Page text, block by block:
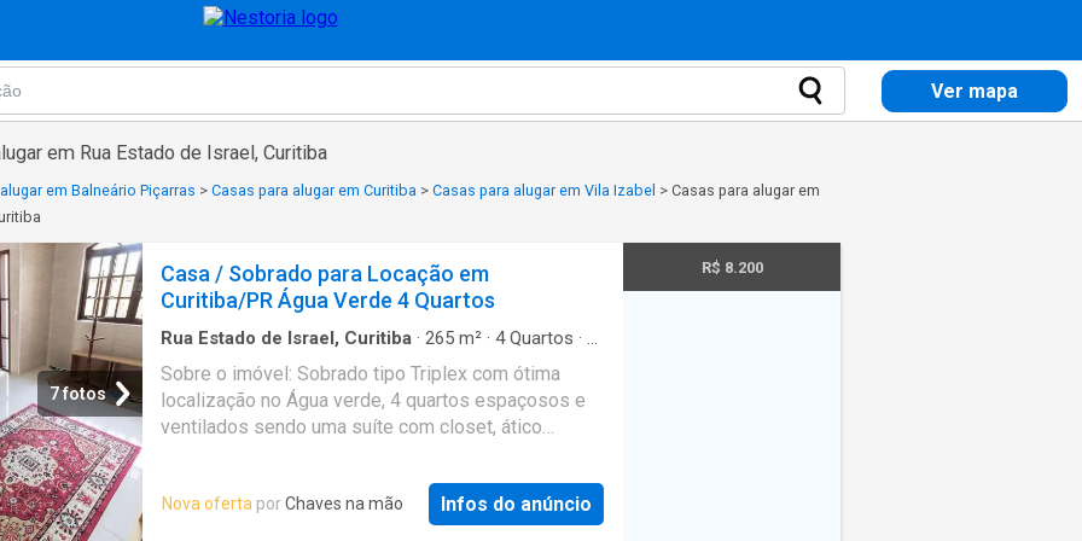
Ver mapa
em Rua Estado de Israel, Curitiba
em Balneário Piçarras > Casas para alugar em Curitiba > Casas para alugar em Vila Izabel > Casas para alugar em
7 fotos
Casa / Sobrado para Locação em
Curitiba/PR Água Verde 4 Quartos
Rua Estado de Israel, Curitiba · 265 m² · 4Quartos · 4
Área de serviço· Quintal
Sobre o imóvel: Sobrado tipo Triplex com ótima
localização no Água verde, 4 quartos espaçosos e
ventilados sendo uma suíte com closet, ático
com uma churrasqueira coberta com armário
embutido e pia. Área de serviço é fechada e
provada.A casa conta com uma edícula de quarto e
Nova oferta porChaves na mão Infos do anúncio
R$ 8.200